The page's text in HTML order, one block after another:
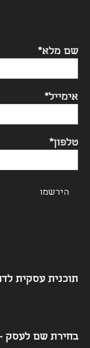
שם מלא*
אימייל*
טלפון*
תוכנית עסקית
בחירת שם לעסק